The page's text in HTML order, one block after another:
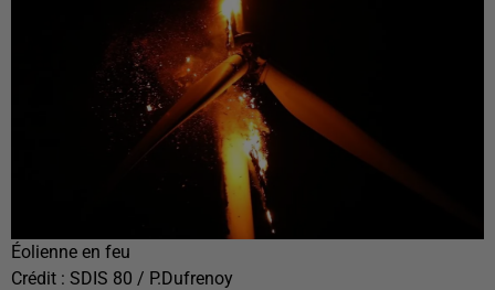
Éolienne en feu
Crédit : SDIS 80 / P.Dufrenoy